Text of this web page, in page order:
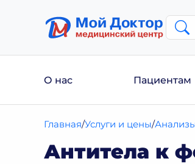
О нас Пациентам
Главная Услуги и цены
Антитела к